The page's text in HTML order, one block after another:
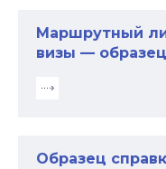
Маршрутный
визы — образец
Образец